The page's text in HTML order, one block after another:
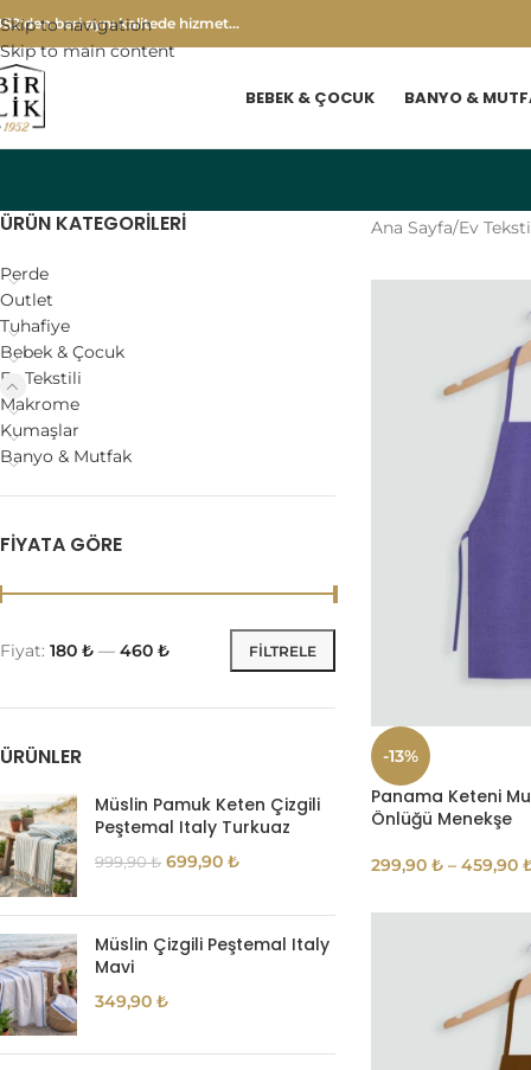
Skip to navigation
Skip to main content
beri aynı kalitede hizmet...
BEBEK & ÇOCUK BANYO &
ÜRÜN KATEGORILERI
Perde
Outlet
Tuhafiye
Bebek & Çocuk
Ev Tekstili
Makrome
Kumaşlar
Banyo & Mutfak
FIYATA GÖRE
FILTRELE
Fiyat: 180 ₺ — 460 ₺
ÜRÜNLER
Müslin Pamuk Keten Çizgili
Peştemal Italy Turkuaz
999,90₺ 699,90 ₺
Müslin Çizgili Peştemal Italy
Mavi
349,90 ₺
Ana Sayfa/Ev
-13%
Panama Keteni
Önlüğü Menekşe
299,90 ₺ – 459,90